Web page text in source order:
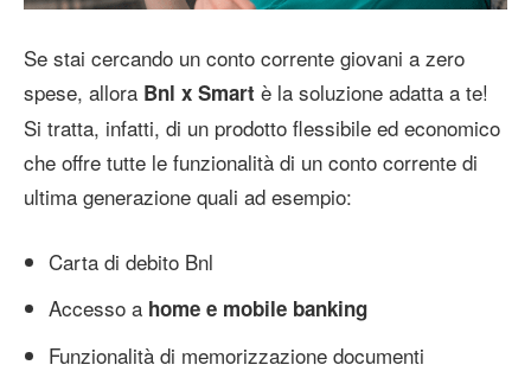
Se stai cercando un conto corrente giovani a zero
spese, allora Bnl x Smart è la soluzione adatta a te!
Si tratta, infatti, di un prodotto flessibile ed economico
che offre tutte le funzionalità di un conto corrente di
ultima generazione quali ad esempio:
Carta di debito Bnl
Accesso a home e mobile banking
Funzionalità di memorizzazione documenti